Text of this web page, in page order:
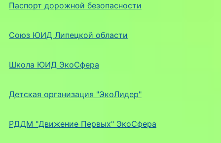
Паспорт дорожной безопасности
Союз ЮИД Липецкой области
Школа ЮИД ЭкоСфера
Детская организация "ЭкоЛидер"
РДДМ "Движение Первых" ЭкоСфера